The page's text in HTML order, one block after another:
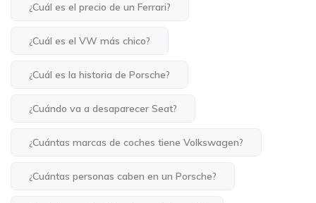
¿Cuál es el precio de un Ferrari?
¿Cuál es el VW más chico?
¿Cuál es la historia de Porsche?
¿Cuándo va a desaparecer Seat?
¿Cuántas marcas de coches tiene Volkswagen?
¿Cuántas personas caben en un Porsche?